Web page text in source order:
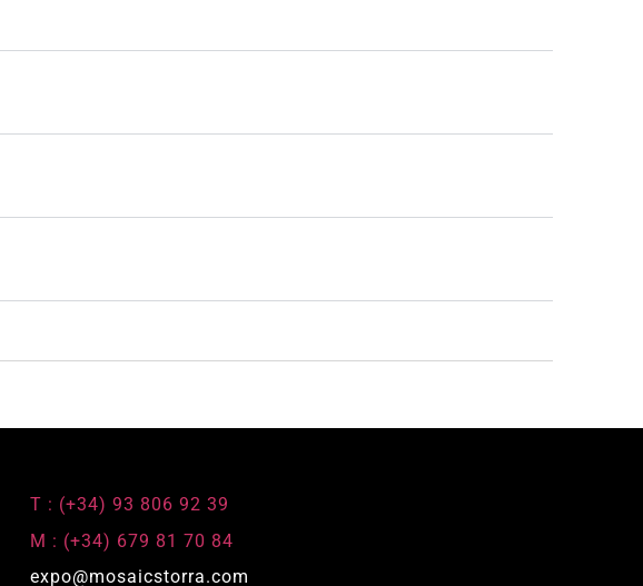
T : (+34) 93 806 92 39
M : (+34) 679 81 70 84
expo@mosaicstorra.com